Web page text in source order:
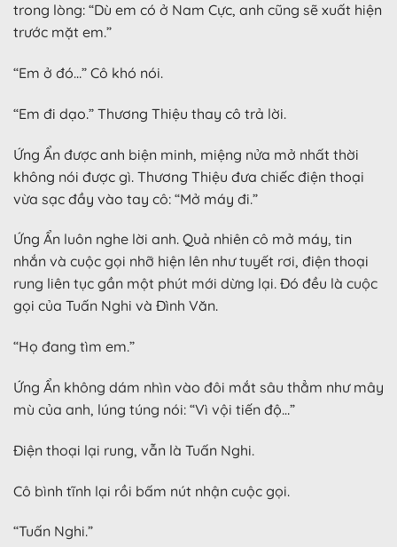
trong lòng: “Dù em có ở Nam Cực, anh cũng sẽ xuất hiện
trước mặt em.”
“Em ở đó…” Cô khó nói.
“Em đi dạo.” Thương Thiệu thay cô trả lời.
Ứng Ẩn được anh biện minh, miệng nửa mở nhất thời
không nói được gì. Thương Thiệu đưa chiếc điện thoại
vừa sạc đầy vào tay cô: “Mở máy đi.”
Ứng Ẩn luôn nghe lời anh. Quả nhiên cô mở máy, tin
nhắn và cuộc gọi nhỡ hiện lên như tuyết rơi, điện thoại
rung liên tục gần một phút mới dừng lại. Đó đều là cuộc
gọi của Tuấn Nghi và Đình Văn.
“Họ đang tìm em.”
Ứng Ẩn không dám nhìn vào đôi mắt sâu thẳm như mây
mù của anh, lúng túng nói: “Vì vội tiến độ…”
Điện thoại lại rung, vẫn là Tuấn Nghi.
Cô bình tĩnh lại rồi bấm nút nhận cuộc gọi.
“Tuấn Nghi.”